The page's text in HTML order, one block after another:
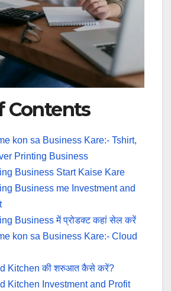
Contents
kon sa Business Kare:- Tshirt,
Printing Business
Business Start Kaise Kare
Business me Investment and
Business में प्रोडक्ट कहां सेल करें
kon sa Business Kare:- Cloud
Kitchen की शरुआत कैसे करें?
Kitchen Investment and Profit